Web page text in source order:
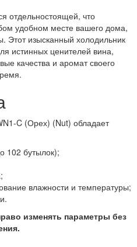
отдельностоящей, что
удобном месте вашего дома,
Этот изысканный холодильник
истинных ценителей вина,
качества и аромат своего
C (Орех) (Nut) обладает
102 бутылок);
влажности и температуры;
изменять параметры без